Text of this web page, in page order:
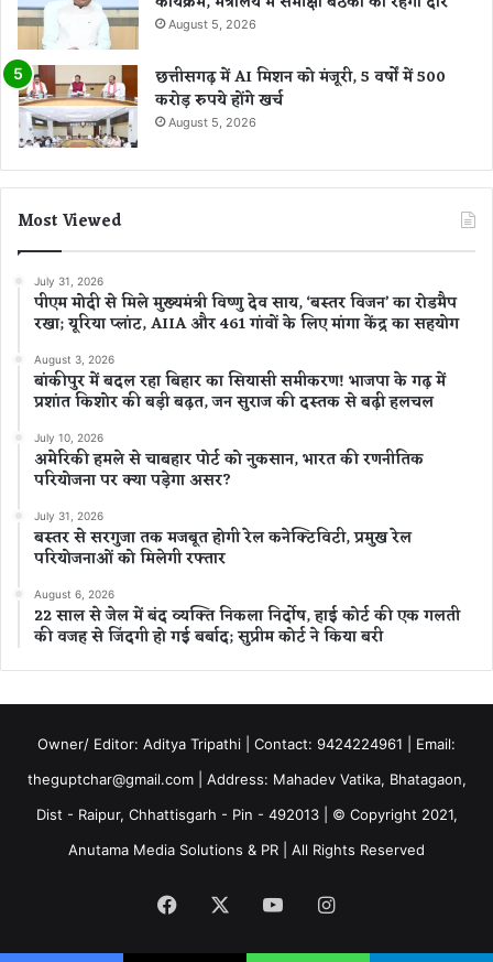
August 5, 2026
छत्तीसगढ़ में AI मिशन को मंजूरी, 5 वर्षों में 500
करोड़ रुपये होंगे खर्च
August 5, 2026
Most Viewed
July 31, 2026
पीएम मोदी से मिले मुख्यमंत्री विष्णु देव साय, ‘बस्तर विजन’ का रोडमैप
रखा; यूरिया प्लांट, AIIA और 461 गांवों के लिए मांगा केंद्र का सहयोग
August 3, 2026
बांकीपुर में बदल रहा बिहार का सियासी समीकरण! भाजपा के गढ़ में
प्रशांत किशोर की बड़ी बढ़त, जन सुराज की दस्तक से बढ़ी हलचल
July 10, 2026
अमेरिकी हमले से चाबहार पोर्ट को नुकसान, भारत की रणनीतिक
परियोजना पर क्या पड़ेगा असर?
July 31, 2026
बस्तर से सरगुजा तक मजबूत होगी रेल कनेक्टिविटी, प्रमुख रेल
परियोजनाओं को मिलेगी रफ्तार
August 6, 2026
22 साल से जेल में बंद व्यक्ति निकला निर्दोष, हाई कोर्ट की एक गलती
की वजह से जिंदगी हो गई बर्बाद; सुप्रीम कोर्ट ने किया बरी
Owner/ Editor: Aditya Tripathi | Contact: 9424224961 | Email:
theguptchar@gmail.com | Address: Mahadev Vatika, Bhatagaon,
Dist - Raipur, Chhattisgarh - Pin - 492013 | © Copyright 2021,
Anutama Media Solutions & PR | All Rights Reserved
Facebook YouTubeInstagram